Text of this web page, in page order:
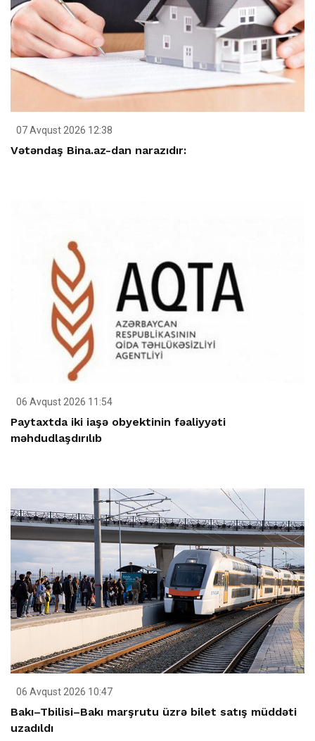
07 Avqust 2026 12:38
Vətəndaş Bina.az-dan narazıdır:
06 Avqust 2026 11:54
Paytaxtda iki iaşə obyektinin fəaliyyəti
məhdudlaşdırılıb
06 Avqust 2026 10:47
Bakı–Tbilisi–Bakı marşrutu üzrə bilet satış müddəti
uzadıldı